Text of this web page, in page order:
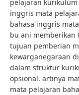
pelajaran
inggris mata
bahasa inggris
bu ani memberikan
tujuan pemberian
kewarganegaraan
dalam struktur
opsional. artinya
mata pelajaran